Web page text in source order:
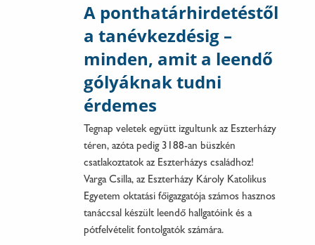
A ponthatárhirdetéstől
a tanévkezdésig –
minden, amit a leendő
gólyáknak tudni
érdemes
Tegnap veletek együtt izgultunk az Eszterházy
téren, azóta pedig 3188-an büszkén
csatlakoztatok az Eszterházys családhoz!
Varga Csilla, az Eszterházy Károly Katolikus
Egyetem oktatási főigazgatója számos hasznos
tanáccsal készült leendő hallgatóink és a
pótfelvételit fontolgatók számára.